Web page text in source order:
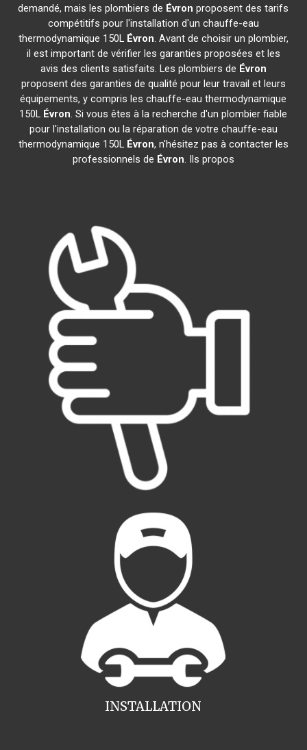
demandé, mais les plombiers de Évron proposent des tarifs
compétitifs pour l'installation d'un chauffe-eau
thermodynamique 150L Évron. Avant de choisir un plombier,
il est important de vérifier les garanties proposées et les
avis des clients satisfaits. Les plombiers de Évron
proposent des garanties de qualité pour leur travail et leurs
équipements, y compris les chauffe-eau thermodynamique
150L Évron. Si vous êtes à la recherche d'un plombier fiable
pour l'installation ou la réparation de votre chauffe-eau
thermodynamique 150L Évron, n'hésitez pas à contacter les
professionnels de Évron. Ils propos
INSTALLATION